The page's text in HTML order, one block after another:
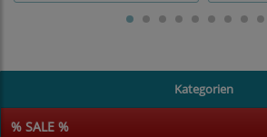
Kategorien
% SALE %